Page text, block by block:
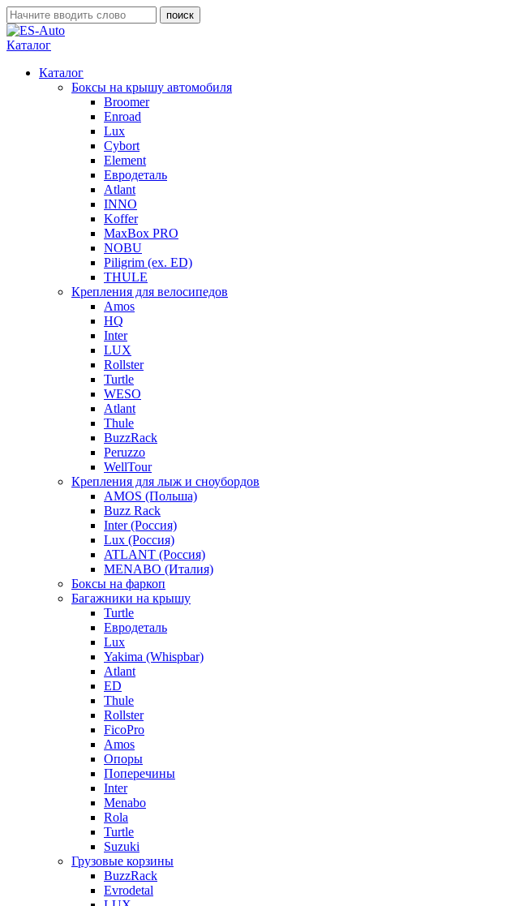
Каталог
Каталог
Боксы на крышу автомобиля
Broomer
Enroad
Lux
Cybort
Element
Евродеталь
Atlant
INNO
Koffer
MaxBox PRO
NOBU
Piligrim (ex. ED)
THULE
Крепления для велосипедов
Amos
HQ
Inter
LUX
Rollster
Turtle
WESO
Atlant
Thule
BuzzRack
Peruzzo
WellTour
Крепления для лыж и сноубордов
AMOS (Польша)
Buzz Rack
Inter (Россия)
Lux (Россия)
ATLANT (Россия)
MENABO (Италия)
Боксы на фаркоп
Багажники на крышу
Turtle
Евродеталь
Lux
Yakima (Whispbar)
Atlant
ED
Thule
Rollster
FicoPro
Amos
Опоры
Поперечины
Inter
Menabo
Rola
Turtle
Suzuki
Грузовые корзины
BuzzRack
Evrodetal